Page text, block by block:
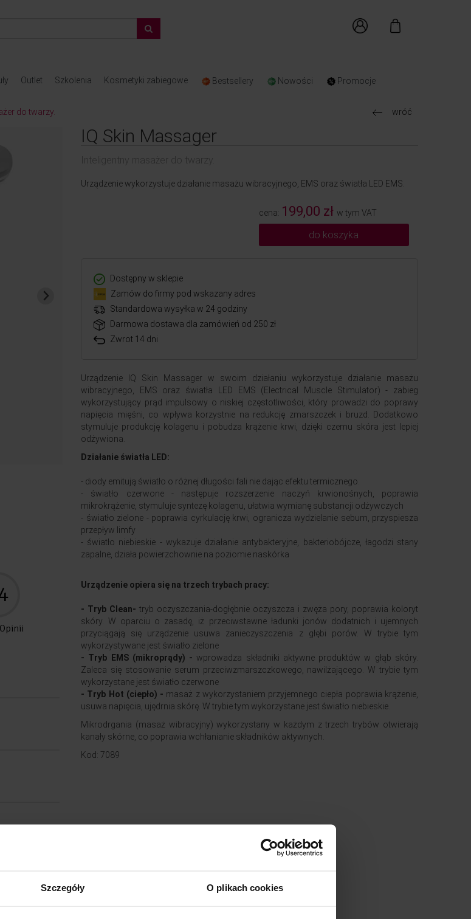
Szczegóły O plikach cookies
Outlet Szkolenia Kosmetyki zabiegowe Bestsellery Nowości Promocje
do twarzy. wróć
IQ Skin Massager
Inteligentny masażer do twarzy.
Urządzenie wykorzystuje działanie masażu wibracyjnego, EMS oraz światła LED EMS.
cena: 199,00 zł w tym VAT
do koszyka
Dostępny w sklepie
Zamów do firmy pod wskazany adres
Standardowa wysyłka w 24 godziny
Darmowa dostawa dla zamówień od 250 zł
Zwrot 14 dni
Urządzenie IQ Skin Massager w swoim działaniu wykorzystuje działanie masażu
wibracyjnego, EMS oraz światła LED EMS (Electrical Muscle Stimulator) - zabieg
wykorzystujący prąd impulsowy o niskiej częstotliwości, który prowadzi do poprawy
napięcia mięśni, co wpływa korzystnie na redukcję zmarszczek i bruzd. Dodatkowo
stymuluje produkcję kolagenu i pobudza krążenie krwi, dzięki czemu skóra jest lepiej
odżywiona.
Działanie światła LED:
- diody emitują światło o różnej długości fali nie dając efektu termicznego.
- światło czerwone - następuje rozszerzenie naczyń krwionośnych, poprawia
mikrokrążenie, stymuluje syntezę kolagenu, ułatwia wymianę substancji odżywczych
- światło zielone - poprawia cyrkulację krwi, ogranicza wydzielanie sebum, przyspiesza
przepływ limfy
- światło niebieskie - wykazuje działanie antybakteryjne, bakteriobójcze, łagodzi stany
zapalne, działa powierzchownie na poziomie naskórka
Urządzenie opiera się na trzech trybach pracy:
- Tryb Clean- tryb oczyszczania-dogłębnie oczyszcza i zwęża pory, poprawia koloryt
skóry. W oparciu o zasadę, iż przeciwstawne ładunki jonów dodatnich i ujemnych
przyciągają się urządzenie usuwa zanieczyszczenia z głębi porów. W trybie tym
wykorzystywane jest światło zielone
- Tryb EMS (mikroprądy) - wprowadza składniki aktywne produktów w głąb skóry.
Zaleca się stosowanie serum przeciwzmarszczkowego, nawilżającego. W trybie tym
wykorzystane jest światło czerwone
- Tryb Hot (ciepło) - masaż z wykorzystaniem przyjemnego ciepła poprawia krążenie,
usuwa napięcia, ujędrnia skórę. W trybie tym wykorzystane jest światło niebieskie.
Mikrodrgania (masaż wibracyjny) wykorzystany w każdym z trzech trybów otwierają
kanały skórne, co poprawia wchłanianie składników aktywnych.
Kod: 7089